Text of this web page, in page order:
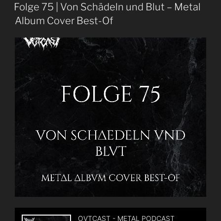
Folge 75 | Von Schädeln und Blut – Metal
Album Cover Best-Of